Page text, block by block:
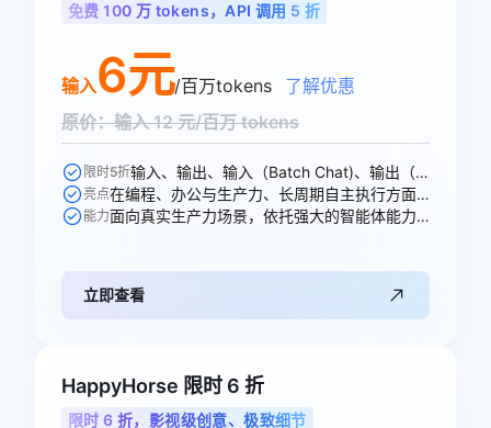
免费 100 万 tokens，API 调用 5 折
输入6元/百万tokens
了解优惠
原价：输入 12 元/百万 tokens
限时5折 输入、输出、输入（Batch Chat)、输出（Batch Chat)、显式缓存创建、显式缓存命中 6 个模型计费价格可参与活动
亮点 在编程、办公与生产力、长周期自主执行方面均能出色胜任各项任务
能力 面向真实生产力场景，依托强大的智能体能力，全面重塑专业工作流
立即查看
HappyHorse 限时 6 折
限时 6 折，影视级创意、极致细节